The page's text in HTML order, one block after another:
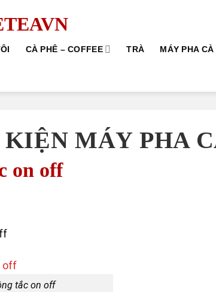
CÀ PHÊ – COFFEE TRÀ MÁY PHA CÀ
MÁY PHA
on off
tắc on off